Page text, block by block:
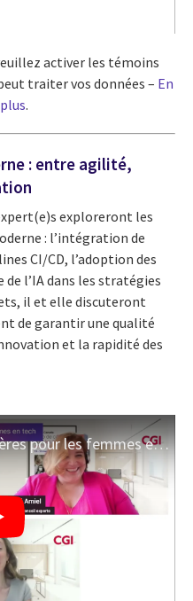
activer les témoins
traiter vos données – En
.
: entre agilité,
exploreront les
: l’intégration de
CI/CD, l’adoption des
l’IA dans les stratégies
il et elle discuteront
de garantir une qualité
et la rapidité des
Laboratoire de carrières pour les femmes en TI 2025: le parcours inattendu de 3 femmes en tech